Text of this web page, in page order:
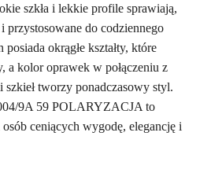
szkła i lekkie profile sprawiają,
przystosowane do codziennego
okrągłe kształty, które
a kolor oprawek w połączeniu z
tworzy ponadczasowy styl.
9A 59 POLARYZACJA to
ceniących wygodę, elegancję i